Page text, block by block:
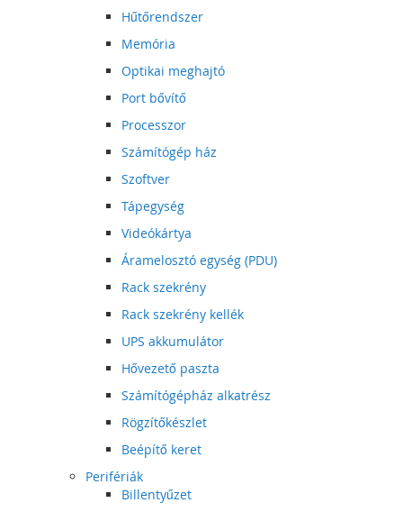
Hűtőrendszer
Memória
Optikai meghajtó
Port bővítő
Processzor
Számítógép ház
Szoftver
Tápegység
Videókártya
Áramelosztó egység (PDU)
Rack szekrény
Rack szekrény kellék
UPS akkumulátor
Hővezető paszta
Számítógépház alkatrész
Rögzítőkészlet
Beépítő keret
Perifériák
Billentyűzet